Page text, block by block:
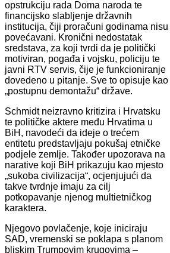
opstrukciju rada Doma naroda te
financijsko slabljenje državnih
institucija, čiji proračuni godinama nisu
povećavani. Kronični nedostatak
sredstava, za koji tvrdi da je politički
motiviran, pogađa i vojsku, policiju te
javni RTV servis, čije je funkcioniranje
dovedeno u pitanje. Sve to opisuje kao
„postupnu demontažu“ države.
Schmidt neizravno kritizira i Hrvatsku
te političke aktere među Hrvatima u
BiH, navodeći da ideje o trećem
entitetu predstavljaju pokušaj etničke
podjele zemlje. Također upozorava na
narative koji BiH prikazuju kao mjesto
„sukoba civilizacija“, ocjenjujući da
takve tvrdnje imaju za cilj
potkopavanje njenog multietničkog
karaktera.
Njegovo povlačenje, koje iniciraju
SAD, vremenski se poklapa s planom
bliskim Trumpovim krugovima –